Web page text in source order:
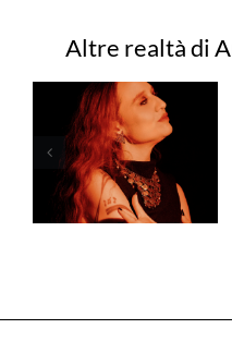
Progetti correlati